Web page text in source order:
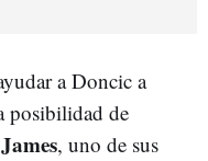
a Doncic a
posibilidad de
, uno de sus